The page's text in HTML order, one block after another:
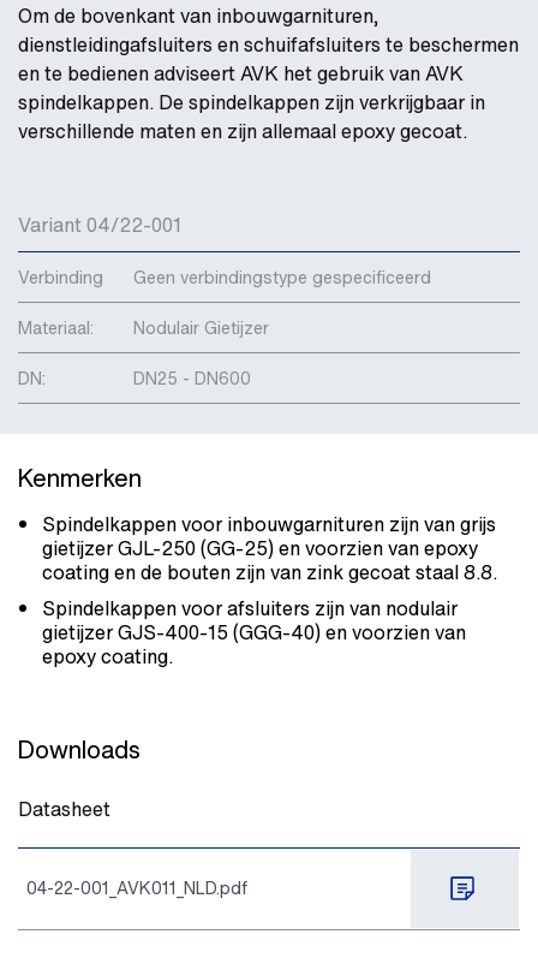
Om de bovenkant van inbouwgarnituren,
dienstleidingafsluiters en schuifafsluiters te beschermen
en te bedienen adviseert AVK het gebruik van AVK
spindelkappen. De spindelkappen zijn verkrijgbaar in
verschillende maten en zijn allemaal epoxy gecoat.
Variant 04/22-001
Verbinding
Geen verbindingstype gespecificeerd
Materiaal:
Nodulair Gietijzer
DN:
DN25 - DN600
Kenmerken
Spindelkappen voor inbouwgarnituren zijn van grijs
gietijzer GJL-250 (GG-25) en voorzien van epoxy
coating en de bouten zijn van zink gecoat staal 8.8.
Spindelkappen voor afsluiters zijn van nodulair
gietijzer GJS-400-15 (GGG-40) en voorzien van
epoxy coating.
Downloads
Datasheet
04-22-001_AVK011_NLD.pdf